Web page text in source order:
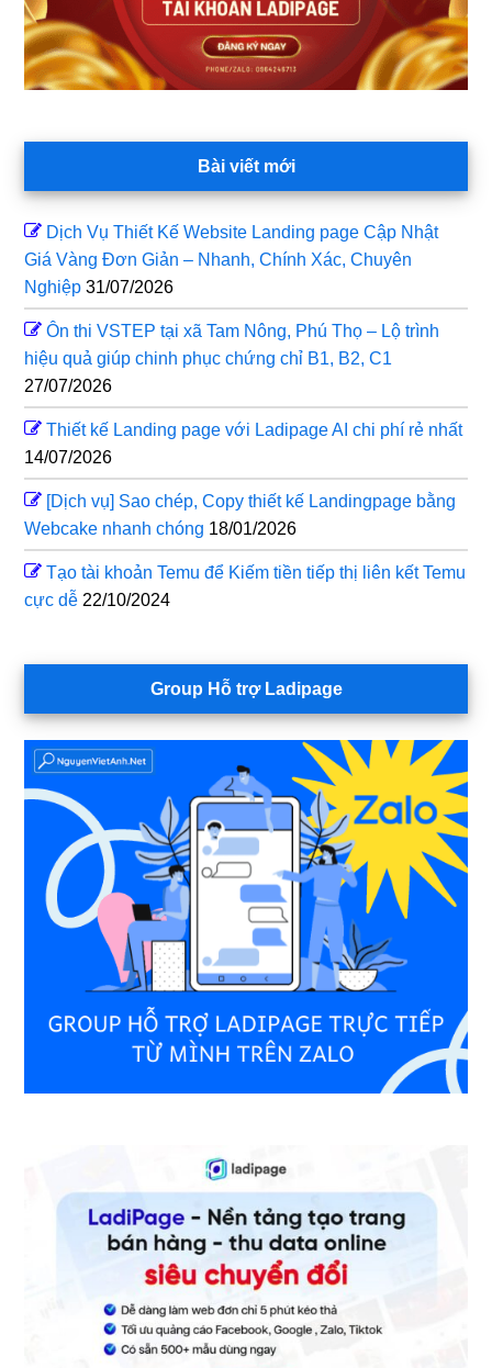
Bài viết mới
Dịch Vụ Thiết Kế Website Landing page Cập Nhật
Giá Vàng Đơn Giản – Nhanh, Chính Xác, Chuyên
Nghiệp 31/07/2026
Ôn thi VSTEP tại xã Tam Nông, Phú Thọ – Lộ trình
hiệu quả giúp chinh phục chứng chỉ B1, B2, C1
27/07/2026
Thiết kế Landing page với Ladipage AI chi phí rẻ nhất
14/07/2026
[Dịch vụ] Sao chép, Copy thiết kế Landingpage bằng
Webcake nhanh chóng 18/01/2026
Tạo tài khoản Temu để Kiếm tiền tiếp thị liên kết Temu
cực dễ 22/10/2024
Group Hỗ trợ Ladipage